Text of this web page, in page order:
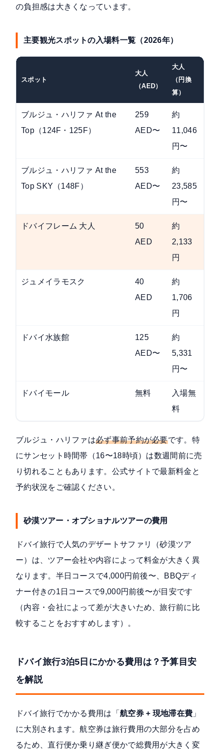
の負担感は大きくなっています。
主要観光スポットの入場料一覧（2026年）
スポット
大人
（AED）
大人
（円換
算）
ブルジュ・ハリファ At the
Top（124F・125F）
259
AED〜
約
11,046
円〜
ブルジュ・ハリファ At the
Top SKY（148F）
553
AED〜
約
23,585
円〜
ドバイフレーム 大人
50
AED
約
2,133
円
ジュメイラモスク
40
AED
約
1,706
円
ドバイ水族館
125
AED〜
約
5,331
円〜
ドバイモール 無料
入場無
料
ブルジュ・ハリファは必ず事前予約が必要です。特
にサンセット時間帯（16〜18時頃）は数週間前に売
り切れることもあります。公式サイトで最新料金と
予約状況をご確認ください。
砂漠ツアー・オプショナルツアーの費用
ドバイ旅行で人気のデザートサファリ（砂漠ツア
ー）は、ツアー会社や内容によって料金が大きく異
なります。半日コースで4,000円前後〜、BBQディ
ナー付きの1日コースで9,000円前後〜が目安です
（内容・会社によって差が大きいため、旅行前に比
較することをおすすめします）。
ドバイ旅行3泊5日にかかる費用は？予算目安
を解説
ドバイ旅行でかかる費用は「 航空券 + 現地滞在費 」
に大別されます。航空券は旅行費用の大部分を占め
るため、直行便か乗り継ぎ便かで総費用が大きく変